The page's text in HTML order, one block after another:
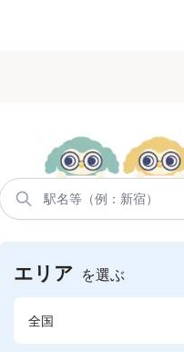
エリア を選ぶ
全国